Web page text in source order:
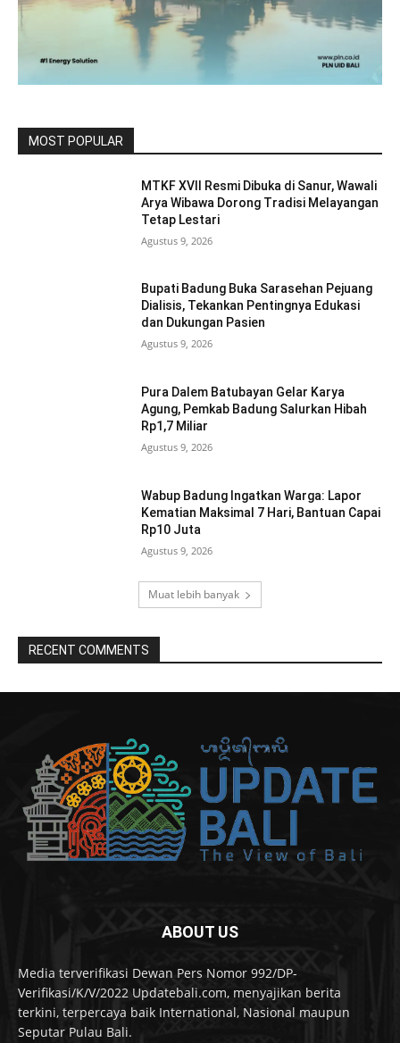
MOST POPULAR
MTKF XVII Resmi Dibuka di Sanur, Wawali
Arya Wibawa Dorong Tradisi Melayangan
Tetap Lestari
Agustus 9, 2026
Bupati Badung Buka Sarasehan Pejuang
Dialisis, Tekankan Pentingnya Edukasi
dan Dukungan Pasien
Agustus 9, 2026
Pura Dalem Batubayan Gelar Karya
Agung, Pemkab Badung Salurkan Hibah
Rp1,7 Miliar
Agustus 9, 2026
Wabup Badung Ingatkan Warga: Lapor
Kematian Maksimal 7 Hari, Bantuan Capai
Rp10 Juta
Agustus 9, 2026
Muat lebih banyak
RECENT COMMENTS
ABOUT US
Media terverifikasi Dewan Pers Nomor 992/DP-
Verifikasi/K/V/2022 Updatebali.com, menyajikan berita
terkini, terpercaya baik International, Nasional maupun
Seputar Pulau Bali.